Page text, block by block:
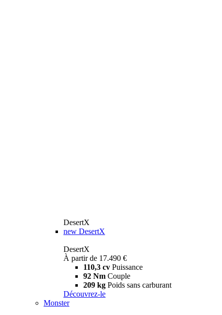
DesertX
new DesertX
DesertX
À partir de 17.490 €
110,3 cv Puissance
92 Nm Couple
209 kg Poids sans carburant
Découvrez-le
Monster